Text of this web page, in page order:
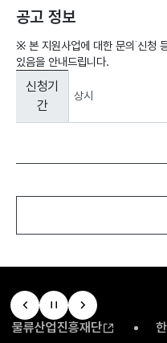
공고 정보
※ 본 지원사업에 대한 문의˙신청
있음을 안내드립니다.
보
구
된
입
니
다.
신청기
간
상시
물류산업진흥재단